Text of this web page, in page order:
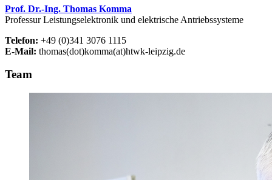
Prof. Dr.-Ing. Thomas Komma
Professur Leistungselektronik und elektrische Antriebssysteme
Telefon: +49 (0)341 3076 1115
E-Mail: thomas(dot)komma(at)htwk-leipzig.de
Team